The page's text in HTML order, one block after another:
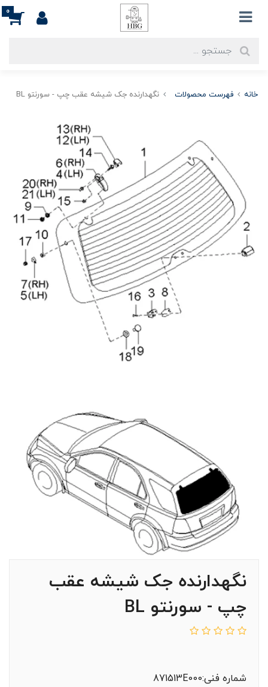
0
خانه فهرست محصولات نگهدارنده جک شیشه عقب چپ - سورنتو BL
نگهدارنده جک شیشه عقب
چپ - سورنتو BL
شماره فنی:871513E000